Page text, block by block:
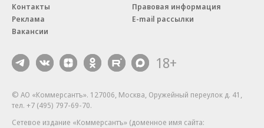
Контакты
Реклама
Вакансии
Правовая информация
E-mail рассылки
18+
© АО «Коммерсантъ». 127006, Москва, Оружейный переулок д. 41,
тел. +7 (495) 797-69-70.
Сетевое издание «Коммерсантъ» (доменное имя сайта: